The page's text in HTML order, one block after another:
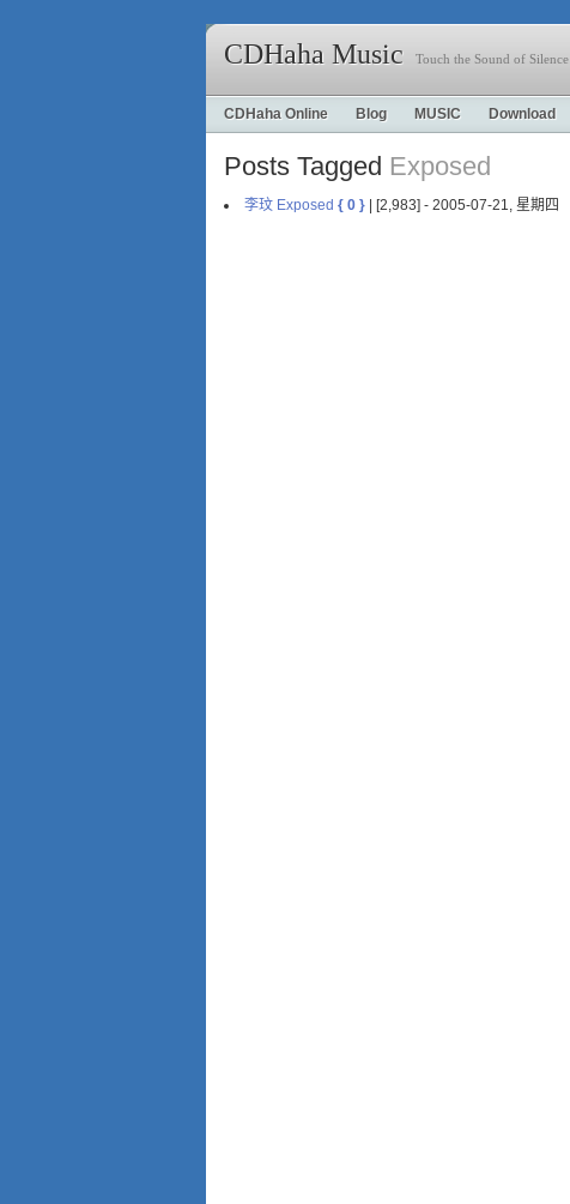
CDHaha Music Touch the Sound of Silence
CDHaha Online Blog MUSIC Download
Posts Tagged Exposed
李玟 Exposed { 0 } | [2,983] - 2005-07-21, 星期四